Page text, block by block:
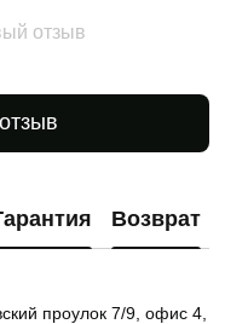
отзыв
Возврат
проулок 7/9, офис 4,